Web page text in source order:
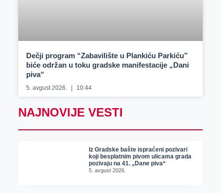
Dečji program “Zabavilište u Plankiću Parkiću”
biće održan u toku gradske manifestacije „Dani
piva“
5. avgust 2026. 10:44
NAJNOVIJE VESTI
Iz Gradske bašte ispraćeni pozivari
koji besplatnim pivom ulicama grada
pozivaju na 41. „Dane piva“
5. avgust 2026.